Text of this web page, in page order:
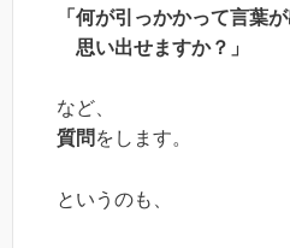
「何が引っかかって言葉
思い出せますか？」
など、
質問 をします。
というのも、